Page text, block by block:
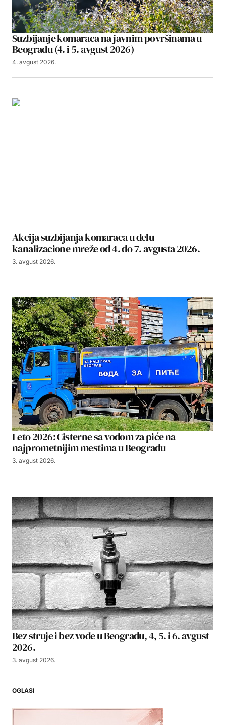
Suzbijanje komaraca na javnim površinama u
Beogradu (4. i 5. avgust 2026)
4. avgust 2026.
Akcija suzbijanja komaraca u delu
kanalizacione mreže od 4. do 7. avgusta 2026.
3. avgust 2026.
Leto 2026: Cisterne sa vodom za piće na
najprometnijim mestima u Beogradu
3. avgust 2026.
Bez struje i bez vode u Beogradu, 4, 5. i 6. avgust
2026.
3. avgust 2026.
OGLASI